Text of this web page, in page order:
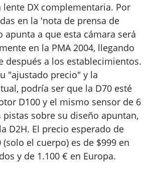
lente DX complementaria. Por
en la 'nota de prensa de
apunta a que esta cámara será
en la PMA 2004, llegando
después a los establecimientos.
"ajustado precio" y la
podría ser que la D70 esté
D100 y el mismo sensor de 6
pistas sobre su diseño apuntan,
D2H. El precio esperado de
el cuerpo) es de $999 en
y de 1.100 € en Europa.